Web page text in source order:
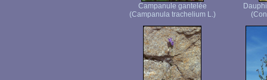
Campanule gantelée
(Campanula trachelium L.)